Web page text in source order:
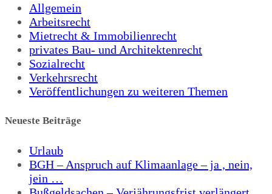
Allgemein
Arbeitsrecht
Mietrecht & Immobilienrecht
privates Bau- und Architektenrecht
Sozialrecht
Verkehrsrecht
Veröffentlichungen zu weiteren Themen
Neueste Beiträge
Urlaub
BGH – Anspruch auf Klimaanlage – ja , nein,
jein …